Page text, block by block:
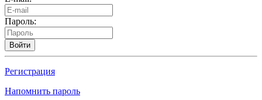
Пароль:
Войти
Регистрация
Напомнить пароль